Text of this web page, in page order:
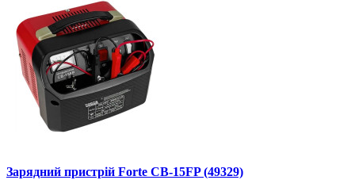
Зарядний пристрій Forte CB-15FP (49329)